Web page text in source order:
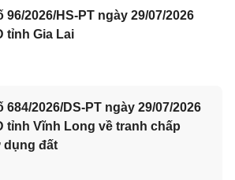
96/2026/HS-PT ngày 29/07/2026
tỉnh Gia Lai
684/2026/DS-PT ngày 29/07/2026
tỉnh Vĩnh Long về tranh chấp
dụng đất